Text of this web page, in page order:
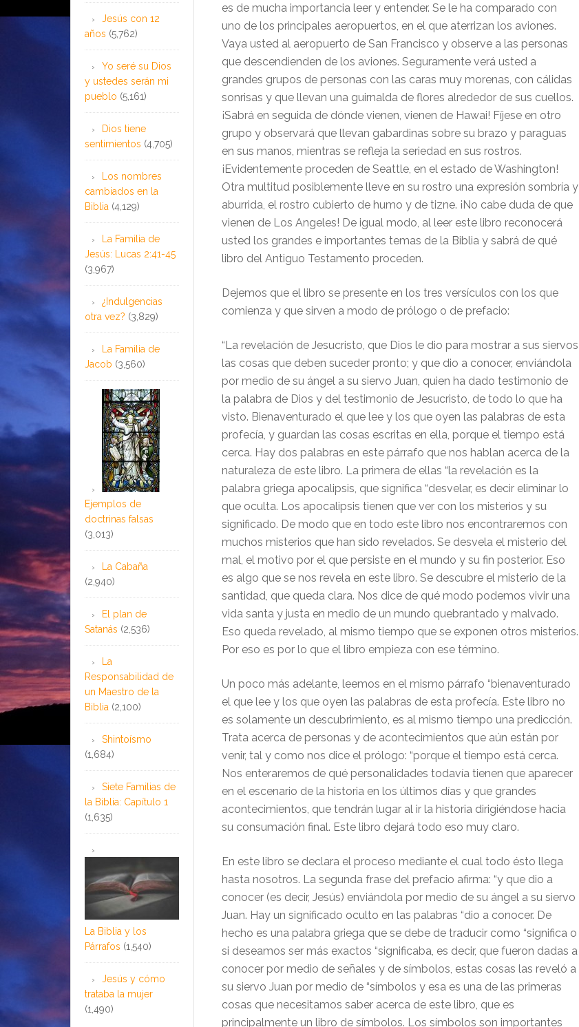
es de mucha importancia leer y entender. Se le ha comparado con
uno de los principales aeropuertos, en el que aterrizan los aviones.
Vaya usted al aeropuerto de San Francisco y observe a las personas
que descendienden de los aviones. Seguramente verá usted a
grandes grupos de personas con las caras muy morenas, con cálidas
sonrisas y que llevan una guirnalda de flores alrededor de sus cuellos.
¡Sabrá en seguida de dónde vienen, vienen de Hawai! Fíjese en otro
grupo y observará que llevan gabardinas sobre su brazo y paraguas
en sus manos, mientras se refleja la seriedad en sus rostros.
¡Evidentemente proceden de Seattle, en el estado de Washington!
Otra multitud posiblemente lleve en su rostro una expresión sombría y
aburrida, el rostro cubierto de humo y de tizne. ¡No cabe duda de que
vienen de Los Angeles! De igual modo, al leer este libro reconocerá
usted los grandes e importantes temas de la Biblia y sabrá de qué
libro del Antiguo Testamento proceden.
Dejemos que el libro se presente en los tres versículos con los que
comienza y que sirven a modo de prólogo o de prefacio:
“La revelación de Jesucristo, que Dios le dio para mostrar a sus siervos
las cosas que deben suceder pronto; y que dio a conocer, enviándola
por medio de su ángel a su siervo Juan, quien ha dado testimonio de
la palabra de Dios y del testimonio de Jesucristo, de todo lo que ha
visto. Bienaventurado el que lee y los que oyen las palabras de esta
profecía, y guardan las cosas escritas en ella, porque el tiempo está
cerca. Hay dos palabras en este párrafo que nos hablan acerca de la
naturaleza de este libro. La primera de ellas “la revelación es la
palabra griega apocalipsis, que significa “desvelar, es decir eliminar lo
que oculta. Los apocalipsis tienen que ver con los misterios y su
significado. De modo que en todo este libro nos encontraremos con
muchos misterios que han sido revelados. Se desvela el misterio del
mal, el motivo por el que persiste en el mundo y su fin posterior. Eso
es algo que se nos revela en este libro. Se descubre el misterio de la
santidad, que queda clara. Nos dice de qué modo podemos vivir una
vida santa y justa en medio de un mundo quebrantado y malvado.
Eso queda revelado, al mismo tiempo que se exponen otros misterios.
Por eso es por lo que el libro empieza con ese término.
Un poco más adelante, leemos en el mismo párrafo “bienaventurado
el que lee y los que oyen las palabras de esta profecía. Este libro no
es solamente un descubrimiento, es al mismo tiempo una predicción.
Trata acerca de personas y de acontecimientos que aún están por
venir, tal y como nos dice el prólogo: “porque el tiempo está cerca.
Nos enteraremos de qué personalidades todavía tienen que aparecer
en el escenario de la historia en los últimos días y que grandes
acontecimientos, que tendrán lugar al ir la historia dirigiéndose hacia
su consumación final. Este libro dejará todo eso muy claro.
En este libro se declara el proceso mediante el cual todo ésto llega
hasta nosotros. La segunda frase del prefacio afirma: “y que dio a
conocer (es decir, Jesús) enviándola por medio de su ángel a su siervo
Juan. Hay un significado oculto en las palabras “dio a conocer. De
hecho es una palabra griega que se debe de traducir como “significa o
si deseamos ser más exactos “significaba, es decir, que fueron dadas a
conocer por medio de señales y de símbolos, estas cosas las reveló a
su siervo Juan por medio de “símbolos y esa es una de las primeras
cosas que necesitamos saber acerca de este libro, que es
principalmente un libro de símbolos. Los símbolos son importantes
Jesús con 12
años (5,762)
Yo seré su Dios
y ustedes serán mi
pueblo (5,161)
Dios tiene
sentimientos (4,705)
Los nombres
cambiados en la
Biblia (4,129)
La Familia de
Jesús: Lucas 2:41-45
(3,967)
¿Indulgencias
otra vez? (3,829)
La Familia de
Jacob (3,560)
Ejemplos de
doctrinas falsas
(3,013)
La Cabaña
(2,940)
El plan de
Satanás (2,536)
La
Responsabilidad de
un Maestro de la
Biblia (2,100)
Shintoísmo
(1,684)
Siete Familias de
la Biblia: Capítulo 1
(1,635)
La Biblia y los
Párrafos (1,540)
Jesús y cómo
trataba la mujer
(1,490)